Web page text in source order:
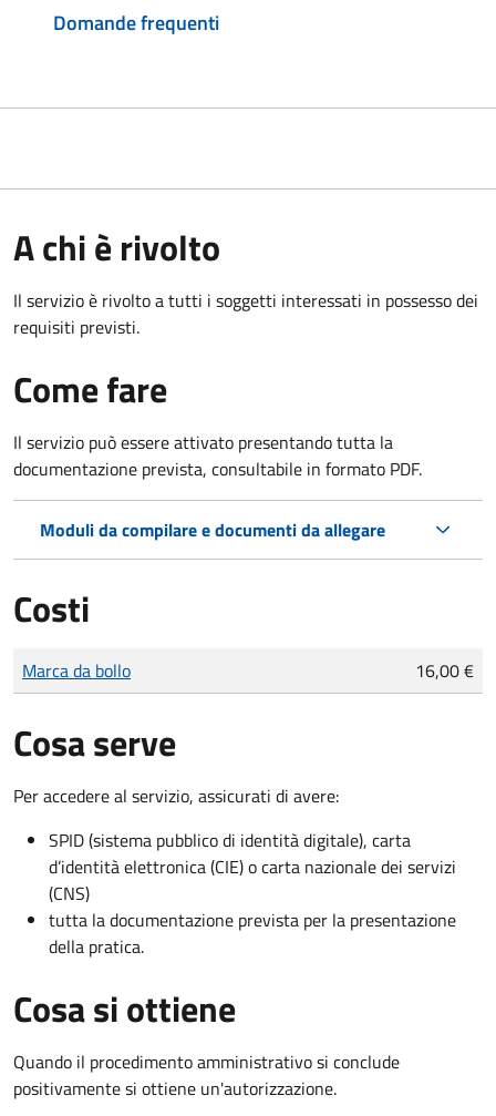
Domande frequenti
A chi è rivolto
Il servizio è rivolto a tutti i soggetti interessati in possesso dei
requisiti previsti.
Come fare
Il servizio può essere attivato presentando tutta la
documentazione prevista, consultabile in formato PDF.
Moduli da compilare e documenti da allegare
Costi
Tipo di pagamento
Importo
Marca da bollo 16,00 €
Cosa serve
Per accedere al servizio, assicurati di avere:
SPID (sistema pubblico di identità digitale), carta
d’identità elettronica (CIE) o carta nazionale dei servizi
(CNS)
tutta la documentazione prevista per la presentazione
della pratica.
Cosa si ottiene
Quando il procedimento amministrativo si conclude
positivamente si ottiene un'autorizzazione.